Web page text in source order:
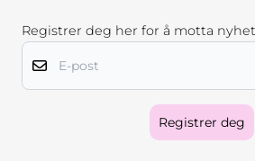
Registrer deg her for å motta
Registrer deg